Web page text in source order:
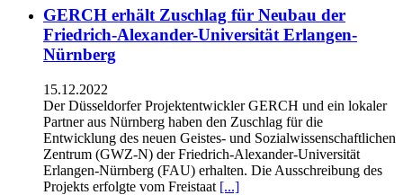
GERCH erhält Zuschlag für Neubau der
Friedrich-Alexander-Universität Erlangen-
Nürnberg
15.12.2022
Der Düsseldorfer Projektentwickler GERCH und ein lokaler
Partner aus Nürnberg haben den Zuschlag für die
Entwicklung des neuen Geistes- und Sozialwissenschaftlichen
Zentrum (GWZ-N) der Friedrich-Alexander-Universität
Erlangen-Nürnberg (FAU) erhalten. Die Ausschreibung des
Projekts erfolgte vom Freistaat [...]